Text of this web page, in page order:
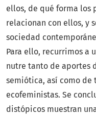
ellos, de qué forma los
relacionan con ellos, y
sociedad
Para ello, recurrimos a
nutre tanto de aportes
semiótica, así como de
ecofeministas. Se
distópicos muestran